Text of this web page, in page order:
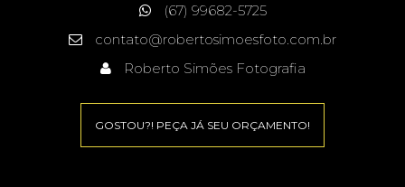
(67) 99682-5725
contato@robertosimoesfoto.com.br
Roberto Simões Fotografia
GOSTOU?! PEÇA JÁ SEU ORÇAMENTO!